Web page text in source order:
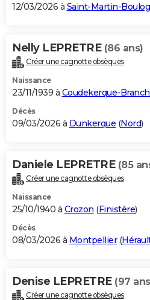
12/03/2026 à Saint-Martin-
Nelly LEPRETRE (86 ans)
Créer une cagnotte obsèques
Naissance
23/11/1939 à Coudekerque-
Décès
09/03/2026 à Dunkerque (Nord)
Daniele LEPRETRE (85
Créer une cagnotte obsèques
Naissance
25/10/1940 à Crozon (Finistère)
Décès
08/03/2026 à Montpellier(
Denise LEPRETRE (97
Créer une cagnotte obsèques